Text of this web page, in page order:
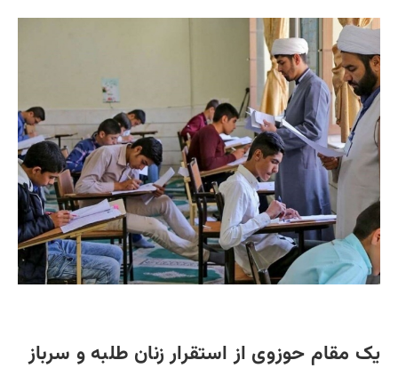
یک مقام حوزوی از استقرار زنان طلبه و سرباز